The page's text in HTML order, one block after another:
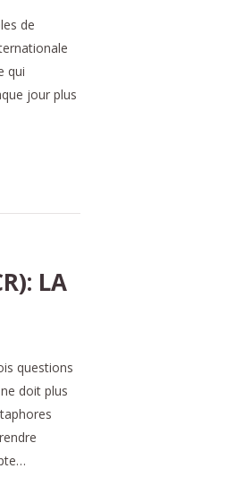
de
qui
jour plus
LA
questions
doit plus